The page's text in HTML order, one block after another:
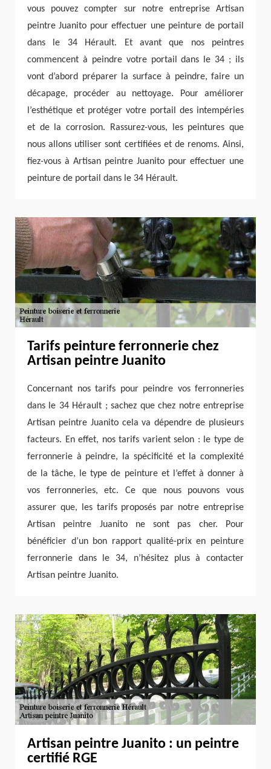
vous pouvez compter sur notre entreprise Artisan
peintre Juanito pour effectuer une peinture de portail
dans le 34 Hérault. Et avant que nos peintres
commencent à peindre votre portail dans le 34 ; ils
vont d’abord préparer la surface à peindre, faire un
décapage, procéder au nettoyage. Pour améliorer
l’esthétique et protéger votre portail des intempéries
et de la corrosion. Rassurez-vous, les peintures que
nous allons utiliser sont certifiées et de renoms. Ainsi,
fiez-vous à Artisan peintre Juanito pour effectuer une
peinture de portail dans le 34 Hérault.
Tarifs peinture ferronnerie chez
Artisan peintre Juanito
Concernant nos tarifs pour peindre vos ferronneries
dans le 34 Hérault ; sachez que chez notre entreprise
Artisan peintre Juanito cela va dépendre de plusieurs
facteurs. En effet, nos tarifs varient selon : le type de
ferronnerie à peindre, la spécificité et la complexité
de la tâche, le type de peinture et l’effet à donner à
vos ferronneries, etc. Ce que nous pouvons vous
assurer que, les tarifs proposés par notre entreprise
Artisan peintre Juanito ne sont pas cher. Pour
bénéficier d’un bon rapport qualité-prix en peinture
ferronnerie dans le 34, n’hésitez plus à contacter
Artisan peintre Juanito.
Artisan peintre Juanito : un peintre
certifié RGE